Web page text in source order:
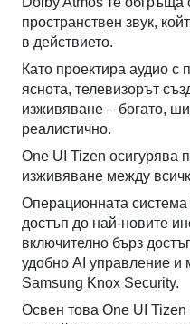
пространствен звук,
в действието.
Като проектира аудио с
яснота, телевизорът
изживяване – богато,
реалистично.
One UI Tizen осигурява
изживяване между
Операционната
достъп до най-новите
включително бърз
удобно AI управление
Samsung Knox Security.
Освен това One UI